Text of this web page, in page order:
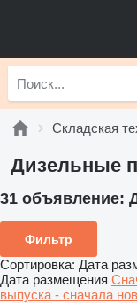
Складская
Дизельные
31 объявление:
Фильтр
Сортировка: Дата
Дата размещения
выпуска - сначала